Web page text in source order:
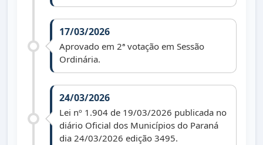
17/03/2026
Aprovado em 2ª votação em Sessão
Ordinária.
24/03/2026
Lei nº 1.904 de 19/03/2026 publicada no
diário Oficial dos Municípios do Paraná
dia 24/03/2026 edição 3495.